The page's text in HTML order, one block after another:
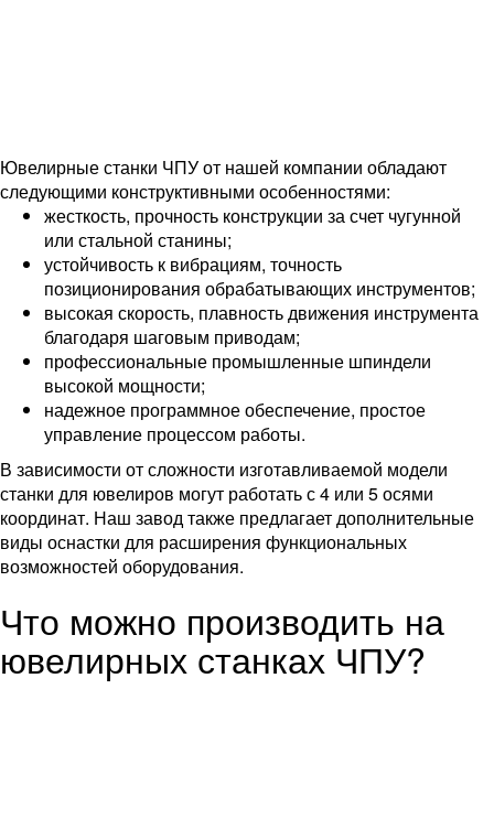
Ювелирные станки ЧПУ от нашей компании обладают
следующими конструктивными особенностями:
жесткость, прочность конструкции за счет чугунной
или стальной станины;
устойчивость к вибрациям, точность
позиционирования обрабатывающих инструментов;
высокая скорость, плавность движения инструмента
благодаря шаговым приводам;
профессиональные промышленные шпиндели
высокой мощности;
надежное программное обеспечение, простое
управление процессом работы.
В зависимости от сложности изготавливаемой модели
станки для ювелиров могут работать с 4 или 5 осями
координат. Наш завод также предлагает дополнительные
виды оснастки для расширения функциональных
возможностей оборудования.
Что можно производить на
ювелирных станках ЧПУ?